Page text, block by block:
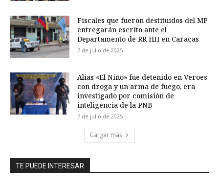
Fiscales que fueron destituidos del MP
entregarán escrito ante el
Departamento de RR HH en Caracas
7 de julio de 2025
Alias «El Niño» fue detenido en Veroes
con droga y un arma de fuego, era
investigado por comisión de
inteligencia de la PNB
7 de julio de 2025
Cargar más
TE PUEDE INTERESAR